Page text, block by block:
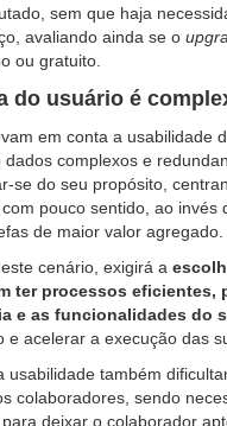
sem que haja
avaliando ainda se o
ou gratuito.
do usuário é
em conta a usabilidade
dados complexos e
se do seu propósito,
pouco sentido, ao invés
de maior valor agregado.
cenário, exigirá a
ter processos eficientes,
e as funcionalidades do
e acelerar a execução das
usabilidade também
colaboradores, sendo
deixar o colaborador